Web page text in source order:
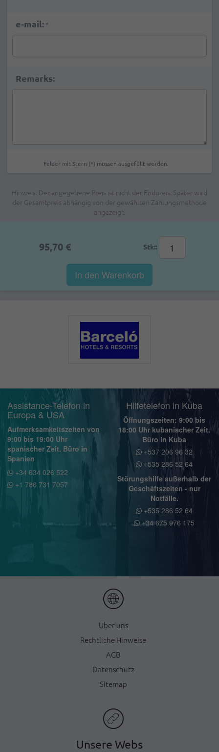
e-mail: *
Remarks:
Felder mit Stern (*) müssen ausgefüllt werden.
Hinweis: Der angegebene Preis ist nicht der Endpreis. Später wird
der Gesamtpreis abhängig von der gewählten Zahlungsmethode
angezeigt.
95,70 € Stk::
In den Warenkorb
Assistance-Telefon in
Europa & USA
Aufmerksamkeitszeiten von
9:00 bis 19:00 Uhr
spanischer Zeit. Büro in
Spanien
+34 634 026 522
+1 786 731 7057
Hilfetelefon in Kuba
Öffnungszeiten: 9:00 bis
18:00 Uhr kubanischer Zeit.
Büro in Kuba
+537 206 96 32
+535 286 52 64
Störungshilfe außerhalb der
Geschäftszeiten - nur
Notfälle.
+535 286 52 64
+34 675 976 175
Über uns
Rechtliche Hinweise
AGB
Datenschutz
Sitemap
Unsere Webs